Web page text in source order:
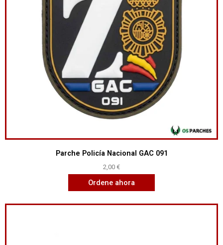
Parche Policía Nacional GAC 091
2,00 €
Ordene ahora